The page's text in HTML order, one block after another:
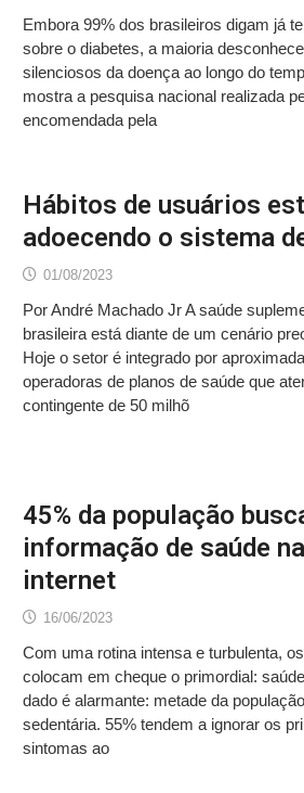
Embora 99% dos brasileiros digam já
sobre o diabetes, a maioria
silenciosos da doença ao longo do
mostra a pesquisa nacional realizada
encomendada pela
Hábitos de usuários
adoecendo o sistema
01/08/2023
Por André Machado Jr A saúde
brasileira está diante de um cenário
Hoje o setor é integrado por
operadoras de planos de saúde que
contingente de 50 milhõ
45% da população
informação de saúde na
internet
16/06/2023
Com uma rotina intensa e turbulenta,
colocam em cheque o primordial:
dado é alarmante: metade da
sedentária. 55% tendem a ignorar os
sintomas ao